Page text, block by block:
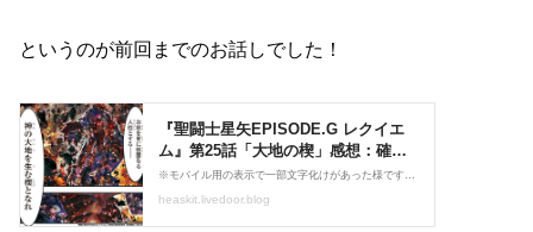
というのが前回までのお話しでした！